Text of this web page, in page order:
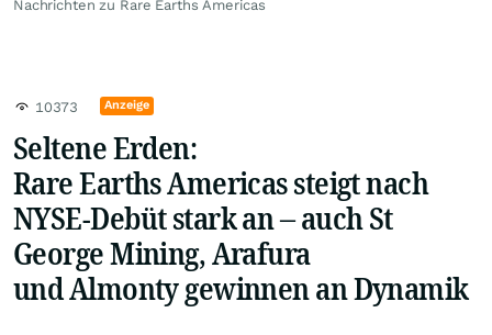
Nachrichten zu Rare Earths Americas
10373 Anzeige
Seltene Erden:
Rare Earths Americas steigt nach
NYSE-Debüt stark an – auch St
George Mining, Arafura
und Almonty gewinnen an Dynamik